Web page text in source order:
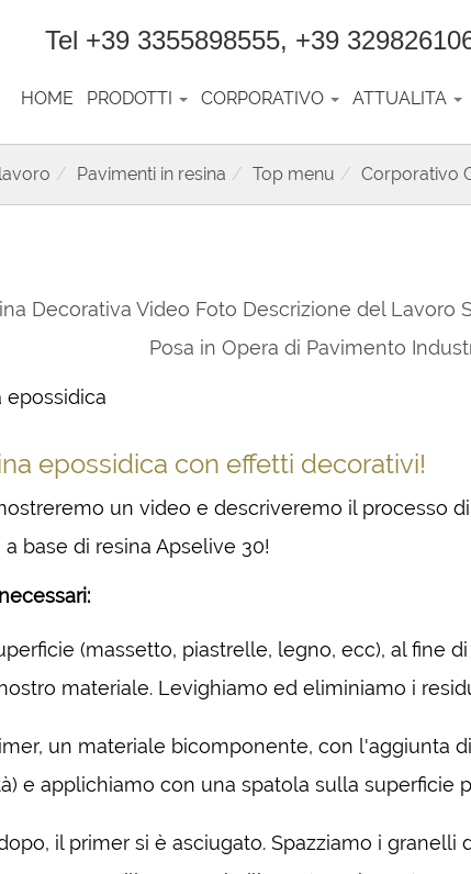
Tel +39 3355898555, +39
HOME PRODOTTI CORPORATIVO ATTUALITA
Pavimenti in resina Top menu Corporativo
Decorativa Video Foto Descrizione del Lavoro
Posa in Opera di Pavimento
epossidica con effetti decorativi!
un video e descriveremo il processo
base di resina Apselive 30!
(massetto, piastrelle, legno, ecc), al fine
materiale. Levighiamo ed eliminiamo i
un materiale bicomponente, con l'aggiunta
e applichiamo con una spatola sulla superficie
il primer si è asciugato. Spazziamo i granelli